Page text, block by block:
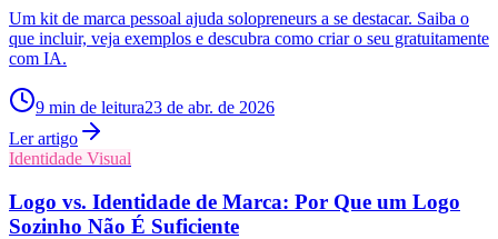
Um kit de marca pessoal ajuda solopreneurs a se destacar. Saiba o
que incluir, veja exemplos e descubra como criar o seu gratuitamente
com IA.
9 min de leitura23 de abr. de 2026
Ler artigo
Identidade Visual
Logo vs. Identidade de Marca: Por Que um Logo
Sozinho Não É Suficiente